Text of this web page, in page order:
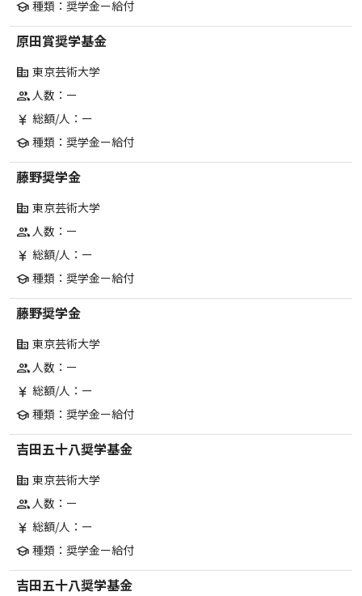
school 種類：奨学金ー給付
原田賞奨学基金
corporate_fare 東京芸術大学
group人数：ー
currency_yen 総額/人：ー
school 種類：奨学金ー給付
藤野奨学金
corporate_fare 東京芸術大学
group人数：ー
currency_yen 総額/人：ー
school 種類：奨学金ー給付
藤野奨学金
corporate_fare 東京芸術大学
group人数：ー
currency_yen 総額/人：ー
school 種類：奨学金ー給付
吉田五十八奨学基金
corporate_fare 東京芸術大学
group人数：ー
currency_yen 総額/人：ー
school 種類：奨学金ー給付
吉田五十八奨学基金